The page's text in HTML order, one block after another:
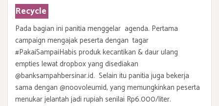
Recycle
Pada bagian ini panitia menggelar agenda. Pertama
campaign mengajak peserta dengan tagar
#PakaiSampaiHabis produk kecantikan & daur ulang
empties lewat dropbox yang disediakan
@banksampahbersinar.id. Selain itu panitia juga bekerja
sama dengan @noovoleumid, yang memungkinkan peserta
menukar jelantah jadi rupiah senilai Rp6.000/liter.